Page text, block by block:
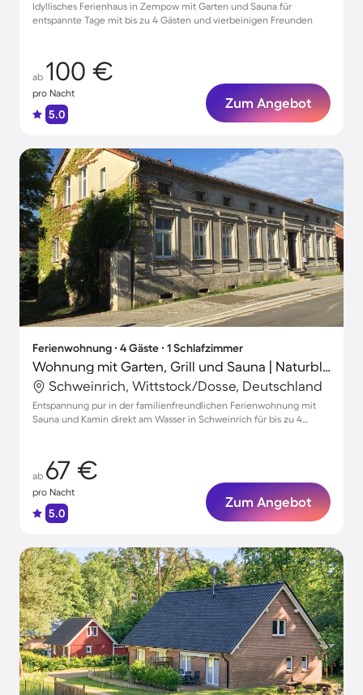
Idyllisches Ferienhaus in Zempow mit Garten und Sauna für
entspannte Tage mit bis zu 4 Gästen und vierbeinigen Freunden
ab 100 €
pro Nacht
5.0
Zum Angebot
Ferienwohnung ∙ 4 Gäste ∙ 1 Schlafzimmer
Wohnung mit Garten, Grill und Sauna | Naturblick
Schweinrich, Wittstock/Dosse, Deutschland
Entspannung pur in der familienfreundlichen Ferienwohnung mit
Sauna und Kamin direkt am Wasser in Schweinrich für bis zu 4
ab 67 €
pro Nacht
5.0
Zum Angebot